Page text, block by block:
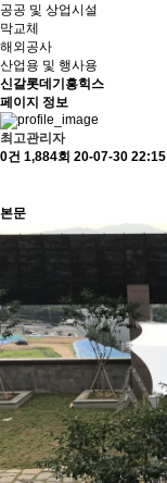
공공 및 상업시설
막교체
해외공사
산업용 및 행사용
신갈롯데기흥힉스
페이지 정보
최고관리자
0건 1,884회 20-07-30 22:15
본문